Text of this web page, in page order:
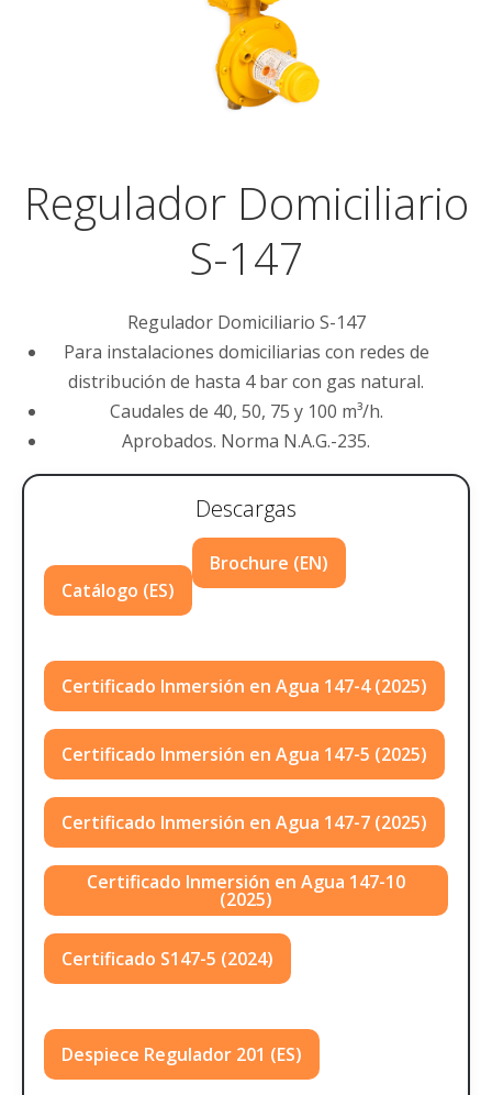
Regulador Domiciliario
S-147
Regulador Domiciliario S-147
Para instalaciones domiciliarias con redes de
distribución de hasta 4 bar con gas natural.
Caudales de 40, 50, 75 y 100 m³/h.
Aprobados. Norma N.A.G.-235.
Descargas
Catálogo (ES)
Brochure (EN)
Certificado Inmersión en Agua 147-4 (2025)
Certificado Inmersión en Agua 147-5 (2025)
Certificado Inmersión en Agua 147-7 (2025)
Certificado Inmersión en Agua 147-10
(2025)
Certificado S147-5 (2024)
Despiece Regulador 201 (ES)